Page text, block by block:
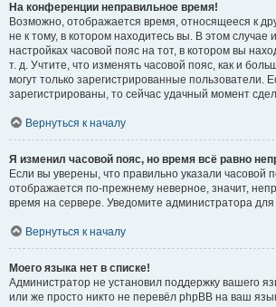
На конференции неправильное время!
Возможно, отображается время, относящееся к
не к тому, в котором находитесь вы. В этом случае
настройках часовой пояс на тот, в котором вы
т. д. Учтите, что изменять часовой пояс, как и
могут только зарегистрированные пользователи.
зарегистрированы, то сейчас удачный момент
Вернуться к началу
Я изменил часовой пояс, но время всё равно
Если вы уверены, что правильно указали часовой
отображается по-прежнему неверное, значит,
время на сервере. Уведомите администратора
Вернуться к началу
Моего языка нет в списке!
Администратор не установил поддержку вашего
или же просто никто не перевёл phpBB на ваш